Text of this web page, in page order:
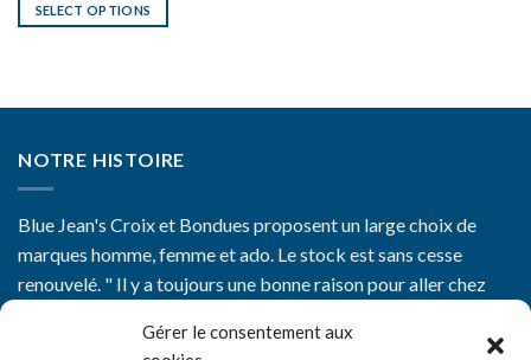
Gérer le consentement aux
SELECT OPTIONS
NOTRE HISTOIRE
Blue Jean's Croix et Bondues proposent un large choix de
marques homme, femme et ado. Le stock est sans cesse
renouvelé. " Il y a toujours une bonne raison pour aller chez